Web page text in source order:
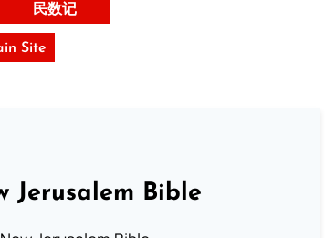
民数记
Site
Jerusalem Bible